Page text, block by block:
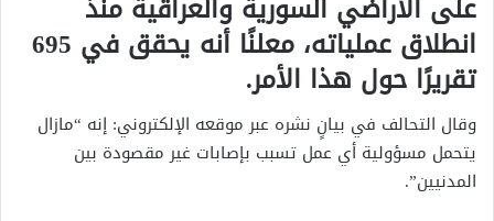
انطلاق عملياته، معلنًا أنه يحقق في 695
تقريرًا حول هذا الأمر.
وقال التحالف في بيانٍ نشره عبر موقعه الإلكتروني: إنه “مازال
يتحمل مسؤولية أي عمل تسبب بإصابات غير مقصودة بين
المدنيين”.